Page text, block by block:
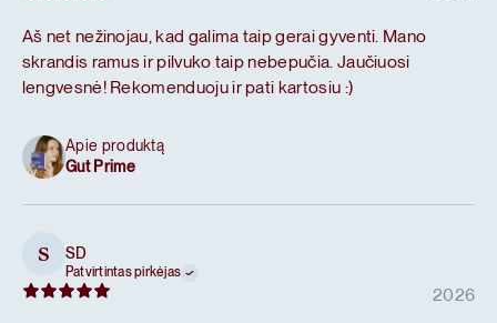
Aš net nežinojau, kad galima taip gerai gyventi. Mano
skrandis ramus ir pilvuko taip nebepučia. Jaučiuosi
lengvesnė! Rekomenduoju ir pati kartosiu :)
Apie produktą
Gut Prime
S SD
Patvirtintas pirkėjas
2026